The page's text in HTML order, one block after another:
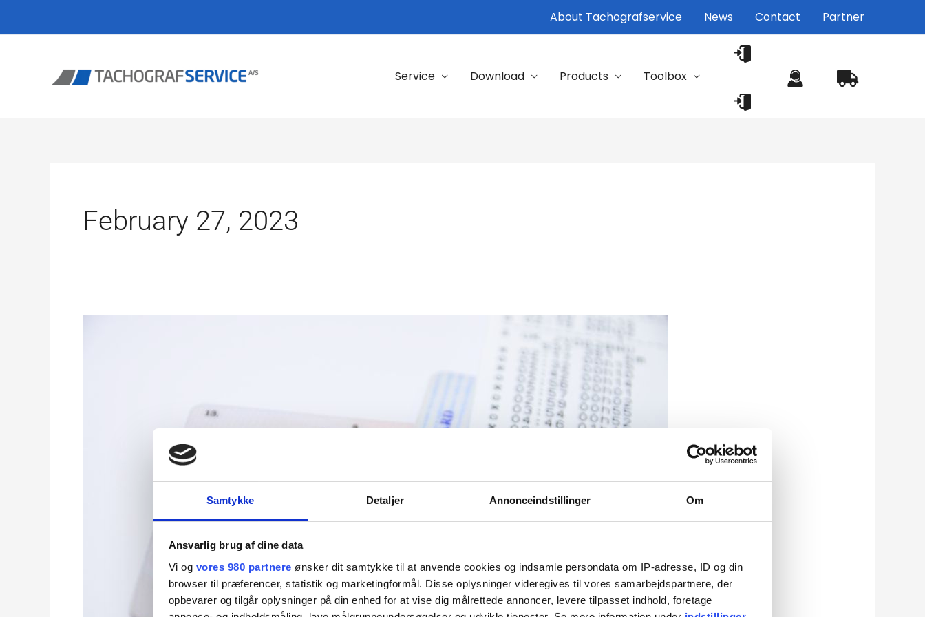
Samtykke Detaljer Annonceindstillinger Om
Ansvarlig brug af dine data
Vi og vores 980 partnere ønsker dit samtykke til at anvende cookies og indsamle persondata om IP-adresse, ID og din
browser til præferencer, statistik og marketingformål. Disse oplysninger videregives til vores samarbejdspartnere, der
opbevarer og tilgår oplysninger på din enhed for at vise dig målrettede annoncer, levere tilpasset indhold, foretage
About Tachografservice News Contact Partner
Service Download Products Toolbox
February 27, 2023